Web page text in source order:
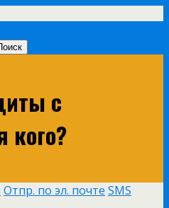
с
кого?
Отпр. по эл. почте SMS